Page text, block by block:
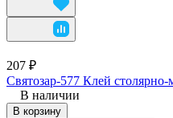
207 ₽
Святозар-577 Клей
В наличии
В корзину